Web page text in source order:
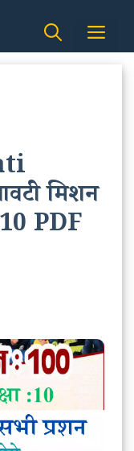
मिशन
PDF